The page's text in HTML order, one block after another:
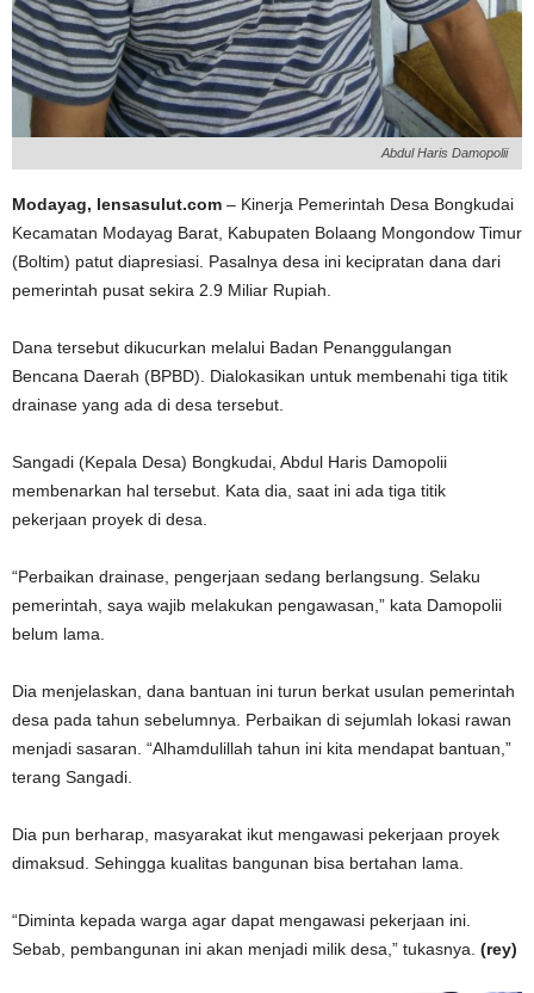
Abdul Haris Damopolii
Modayag, lensasulut.com – Kinerja Pemerintah Desa Bongkudai
Kecamatan Modayag Barat, Kabupaten Bolaang Mongondow Timur
(Boltim) patut diapresiasi. Pasalnya desa ini kecipratan dana dari
pemerintah pusat sekira 2.9 Miliar Rupiah.
Dana tersebut dikucurkan melalui Badan Penanggulangan
Bencana Daerah (BPBD). Dialokasikan untuk membenahi tiga titik
drainase yang ada di desa tersebut.
Sangadi (Kepala Desa) Bongkudai, Abdul Haris Damopolii
membenarkan hal tersebut. Kata dia, saat ini ada tiga titik
pekerjaan proyek di desa.
“Perbaikan drainase, pengerjaan sedang berlangsung. Selaku
pemerintah, saya wajib melakukan pengawasan,” kata Damopolii
belum lama.
Dia menjelaskan, dana bantuan ini turun berkat usulan pemerintah
desa pada tahun sebelumnya. Perbaikan di sejumlah lokasi rawan
menjadi sasaran. “Alhamdulillah tahun ini kita mendapat bantuan,”
terang Sangadi.
Dia pun berharap, masyarakat ikut mengawasi pekerjaan proyek
dimaksud. Sehingga kualitas bangunan bisa bertahan lama.
“Diminta kepada warga agar dapat mengawasi pekerjaan ini.
Sebab, pembangunan ini akan menjadi milik desa,” tukasnya. (rey)